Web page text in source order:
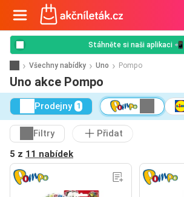
Stáhněte si naši aplikaci 📲
Všechny nabídky Uno Pompo
Uno akce Pompo
Prodejny 1
Filtry
Přidat
5 z 11 nabídek